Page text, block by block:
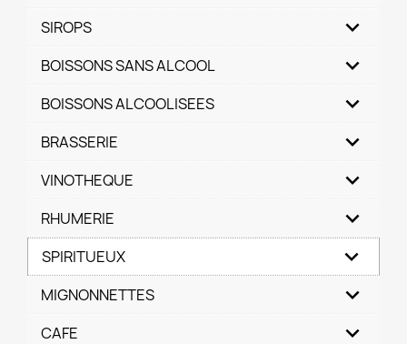
SIROPS
BOISSONS SANS ALCOOL
BOISSONS ALCOOLISEES
BRASSERIE
VINOTHEQUE
RHUMERIE
SPIRITUEUX
MIGNONNETTES
CAFE